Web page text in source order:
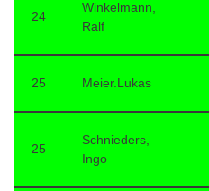
24
Winkelmann,
Ralf
25 Meier.Lukas
25
Schnieders,
Ingo